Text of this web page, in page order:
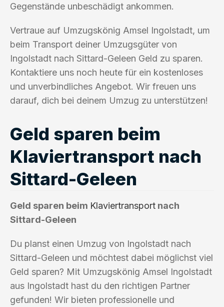
Gegenstände unbeschädigt ankommen.
Vertraue auf Umzugskönig Amsel Ingolstadt, um
beim Transport deiner Umzugsgüter von
Ingolstadt nach Sittard-Geleen Geld zu sparen.
Kontaktiere uns noch heute für ein kostenloses
und unverbindliches Angebot. Wir freuen uns
darauf, dich bei deinem Umzug zu unterstützen!
Geld sparen beim
Klaviertransport nach
Sittard-Geleen
Geld sparen beim Klaviertransport nach
Sittard-Geleen
Du planst einen Umzug von Ingolstadt nach
Sittard-Geleen und möchtest dabei möglichst viel
Geld sparen? Mit Umzugskönig Amsel Ingolstadt
aus Ingolstadt hast du den richtigen Partner
gefunden! Wir bieten professionelle und